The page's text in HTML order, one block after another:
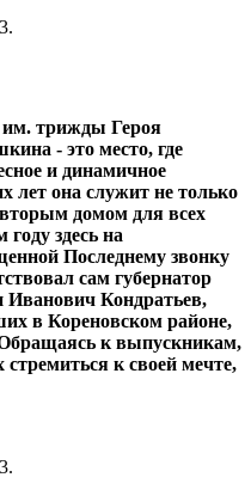
.
трижды Героя
- это место, где
и динамичное
лет она служит не только
домом для всех
году здесь на
Последнему звонку
сам губернатор
Иванович Кондратьев,
в Кореновском районе,
к выпускникам,
к своей мечте,
.